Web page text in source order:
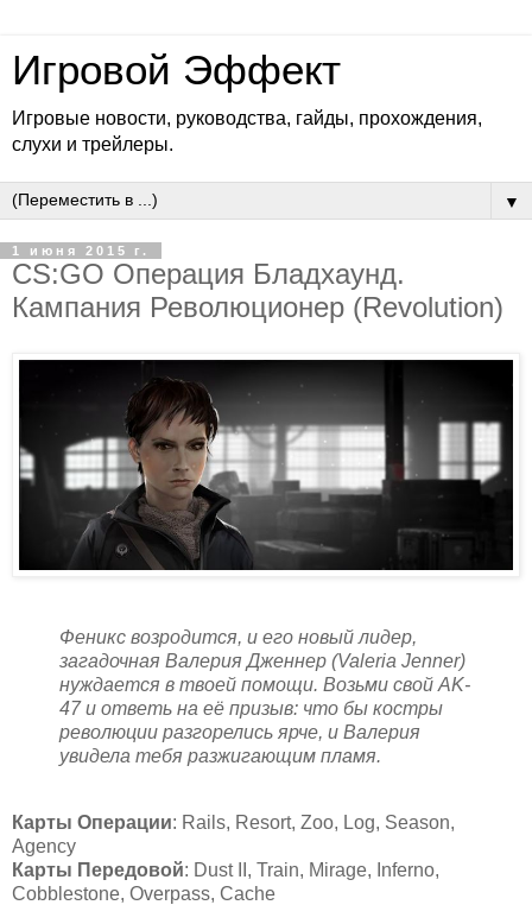
Игровой Эффект
Игровые новости, руководства, гайды, прохождения,
слухи и трейлеры.
▼
1 июня 2015 г.
CS:GO Операция Бладхаунд.
Кампания Революционер (Revolution)
Феникс возродится, и его новый лидер,
загадочная Валерия Дженнер (Valeria Jenner)
нуждается в твоей помощи. Возьми свой AK-
47 и ответь на её призыв: что бы костры
революции разгорелись ярче, и Валерия
увидела тебя разжигающим пламя.
Карты Операции: Rails, Resort, Zoo, Log, Season,
Agency
Карты Передовой: Dust II, Train, Mirage, Inferno,
Cobblestone, Overpass, Cache